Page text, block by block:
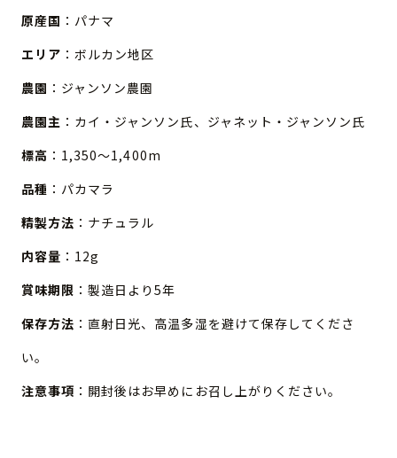
原産国 ：パナマ
エリア ：ボルカン地区
農園 ：ジャンソン農園
農園主 ：カイ・ジャンソン氏、ジャネット・ジャンソン氏
標高 ：1,350～1,400m
品種 ：パカマラ
精製方法 ：ナチュラル
内容量 ：12g
賞味期限 ：製造日より5年
保存方法 ：直射日光、高温多湿を避けて保存してくださ
い。
注意事項 ：開封後はお早めにお召し上がりください。